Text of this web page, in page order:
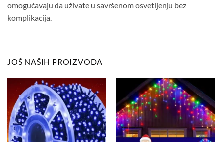
omogućavaju da uživate u savršenom osvetljenju bez
komplikacija.
JOŠ NAŠIH PROIZVODA